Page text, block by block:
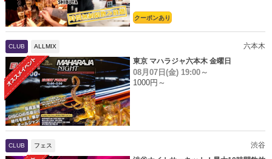
クーポンあり
CLUB ALLMIX
六本木
東京 マハラジャ六本木 金曜日
08月07日(金) 19:00～
1000円～
CLUB フェス
渋谷